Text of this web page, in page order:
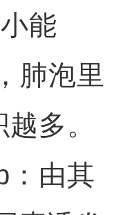
能
肺泡里
多。
由其